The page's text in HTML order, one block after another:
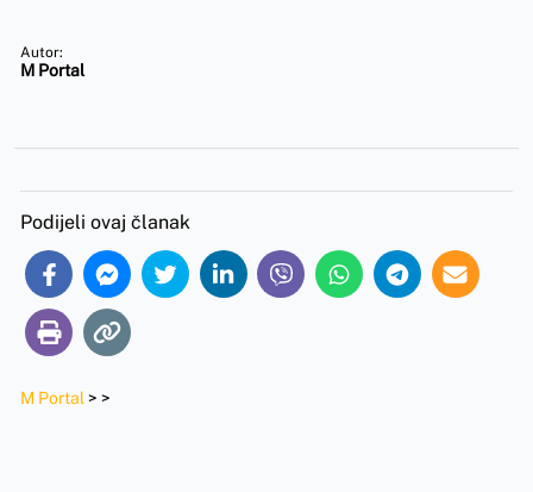
Autor:
M Portal
Podijeli ovaj članak
M Portal > >